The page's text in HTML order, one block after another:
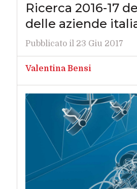
Ricerca 2016-17
delle aziende
Pubblicato il 23 Giu 2017
Valentina Bensi